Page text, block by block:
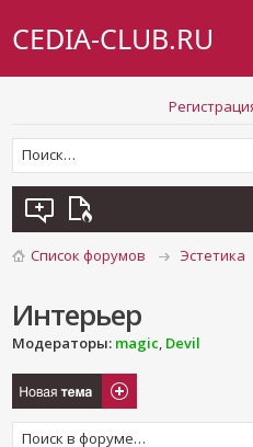
CEDIA-CLUB.RU
Список форумов Эстетика
Интерьер
Модераторы: magic, Devil
Новая тема